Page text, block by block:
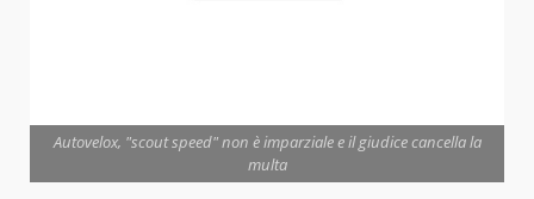
Autovelox, "scout speed" non è imparziale e il giudice cancella la
multa